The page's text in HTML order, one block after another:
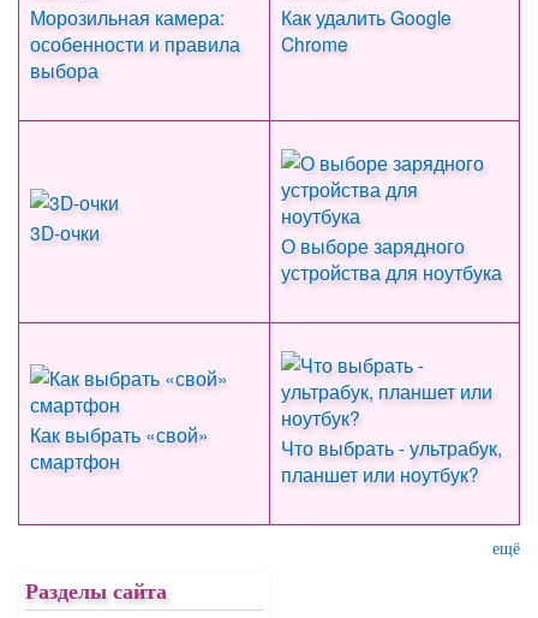
Морозильная камера:
особенности и правила
выбора
Как удалить Google
Chrome
3D-очки
О выборе зарядного
устройства для ноутбука
Как выбрать «свой»
смартфон
Что выбрать - ультрабук,
планшет или ноутбук?
ещё
Разделы сайта